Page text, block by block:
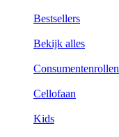
Bestsellers
Bekijk alles
Consumentenrollen
Cellofaan
Kids